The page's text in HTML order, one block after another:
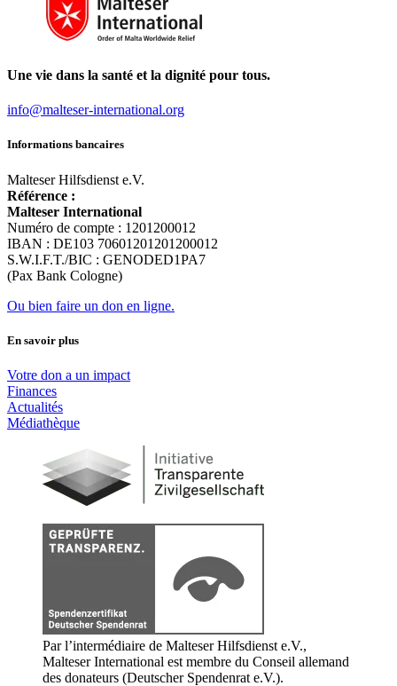
Une vie dans la santé et la dignité pour tous.
info@malteser-international.org
Informations bancaires
Malteser Hilfsdienst e.V.
Référence :
Malteser International
Numéro de compte : 1201200012
IBAN : DE103 70601201201200012
S.W.I.F.T./BIC : GENODED1PA7
(Pax Bank Cologne)
Ou bien faire un don en ligne.
En savoir plus
Votre don a un impact
Finances
Actualités
Médiathèque
Par l’intermédiaire de Malteser Hilfsdienst e.V.,
Malteser International est membre du Conseil allemand
des donateurs (Deutscher Spendenrat e.V.).